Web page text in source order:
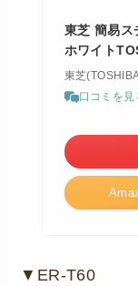
東芝 簡易ス
ホワイト
東芝
口コミを見
▼ER-T60